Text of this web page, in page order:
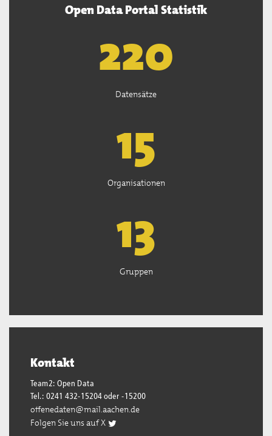
Open Data Portal Statistik
222
Datensätze
15
Organisationen
13
Gruppen
Kontakt
Team2: Open Data
Tel.: 0241 432-15204 oder -15200
offenedaten@mail.aachen.de
Folgen Sie uns auf X